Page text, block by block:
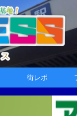
街レポ